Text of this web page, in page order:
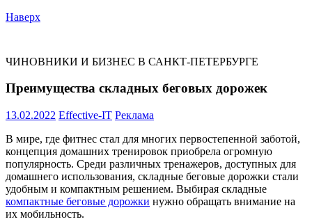
Наверх
ЧИНОВНИКИ И БИЗНЕС В САНКТ-ПЕТЕРБУРГЕ
Преимущества складных беговых дорожек
13.02.2022 Effective-IT Реклама
В мире, где фитнес стал для многих первостепенной заботой,
концепция домашних тренировок приобрела огромную
популярность. Среди различных тренажеров, доступных для
домашнего использования, складные беговые дорожки стали
удобным и компактным решением. Выбирая складные
компактные беговые дорожки нужно обращать внимание на
их мобильность.